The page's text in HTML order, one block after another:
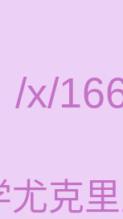
/x/
尤克